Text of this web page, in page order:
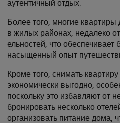
аутентичный отдых.
Более того, многие
в жилых районах, недалеко
ельностей, что обеспечивает
насыщенный опыт
Кроме того, снимать
экономически выгодно,
поскольку это избавляют от
бронировать несколько
организовать питание дома,